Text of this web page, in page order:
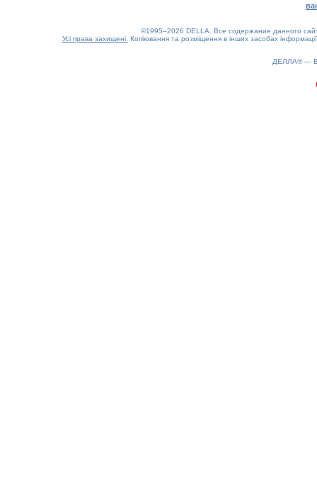
©1995–2026 DELLA. Все содержание данного
Усі права захищені. Копіювання та розміщення в інших засобах
ДЕЛЛА® —